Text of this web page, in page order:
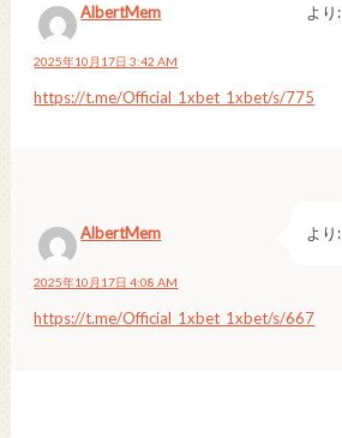
AlbertMem より:
2025年10月17日 3:42 AM
https://t.me/Official_1xbet_1xbet/s/775
AlbertMem より:
2025年10月17日 4:08 AM
https://t.me/Official_1xbet_1xbet/s/667